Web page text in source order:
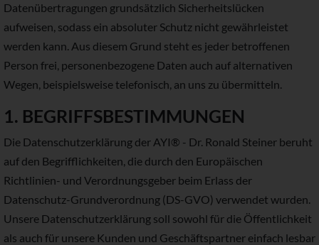
Datenübertragungen grundsätzlich Sicherheitslücken
aufweisen, sodass ein absoluter Schutz nicht gewährleistet
werden kann. Aus diesem Grund steht es jeder betroffenen
Person frei, personenbezogene Daten auch auf alternativen
Wegen, beispielsweise telefonisch, an uns zu übermitteln.
1. BEGRIFFSBESTIMMUNGEN
Die Datenschutzerklärung der AYI® - Dr. Ronald Steiner beruht
auf den Begrifflichkeiten, die durch den Europäischen
Richtlinien- und Verordnungsgeber beim Erlass der
Datenschutz-Grundverordnung (DS-GVO) verwendet wurden.
Unsere Datenschutzerklärung soll sowohl für die Öffentlichkeit
als auch für unsere Kunden und Geschäftspartner einfach lesbar